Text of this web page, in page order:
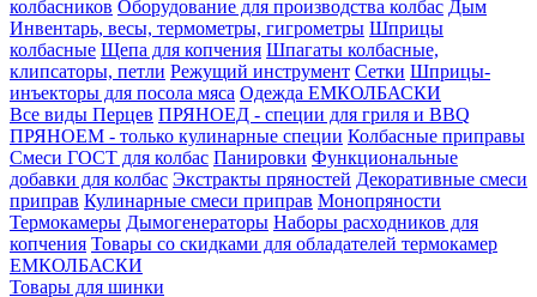
колбасников Оборудование для производства колбас Дым
Инвентарь, весы, термометры, гигрометры Шприцы
колбасные Щепа для копчения Шпагаты колбасные,
клипсаторы, петли Режущий инструмент Сетки Шприцы-
инъекторы для посола мяса Одежда ЕМКОЛБАСКИ
Все виды Перцев ПРЯНОЕД - специи для гриля и BBQ
ПРЯНОЕМ - только кулинарные специи Колбасные приправы
Смеси ГОСТ для колбас Панировки Функциональные
добавки для колбас Экстракты пряностей Декоративные смеси
приправ Кулинарные смеси приправ Монопряности
Термокамеры Дымогенераторы Наборы расходников для
копчения Товары со скидками для обладателей термокамер
ЕМКОЛБАСКИ
Товары для шинки